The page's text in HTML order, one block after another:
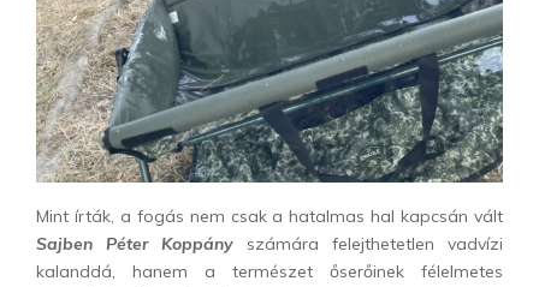
Mint írták, a fogás nem csak a hatalmas hal kapcsán vált
Sajben Péter Koppány számára felejthetetlen vadvízi
kalanddá, hanem a természet őserőinek félelmetes